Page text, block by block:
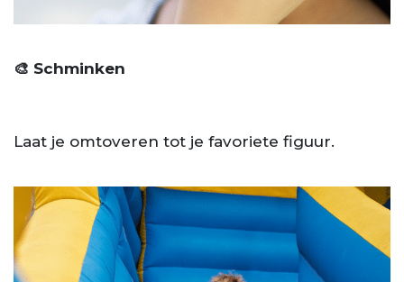
🎨 Schminken
Laat je omtoveren tot je favoriete figuur.